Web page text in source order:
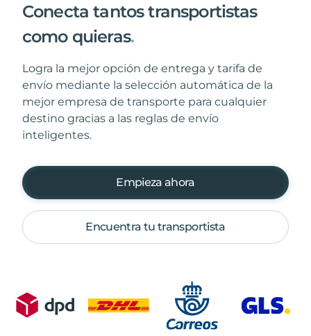
Conecta tantos transportistas
como quieras.
Logra la mejor opción de entrega y tarifa de
envío mediante la selección automática de la
mejor empresa de transporte para cualquier
destino gracias a las reglas de envío
inteligentes.
Empieza ahora
Encuentra tu transportista